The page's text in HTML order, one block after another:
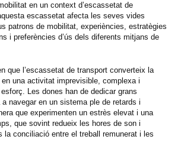
en un context d’escassetat de
escassetat afecta les seves vides
patrons de mobilitat, experiències, estratègies
i preferències d’ús dels diferents mitjans de
que l’escassetat de transport converteix la
una activitat imprevisible, complexa i
Les dones han de dedicar grans
a navegar en un sistema ple de retards i
que experimenten un estrès elevat i una
que sovint redueix les hores de son i
la conciliació entre el treball remunerat i les